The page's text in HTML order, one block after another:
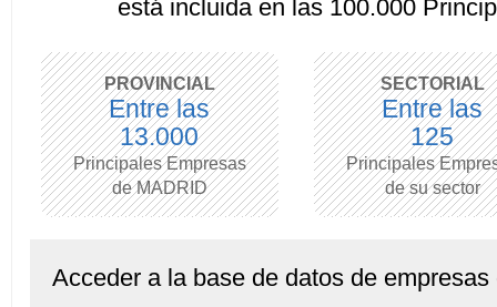
está incluida en las 100.000
PROVINCIAL
Entre las
13.000
Principales Empresas
de MADRID
SECTORIAL
Entre las
125
Principales
de su sector
Acceder a la base de datos de